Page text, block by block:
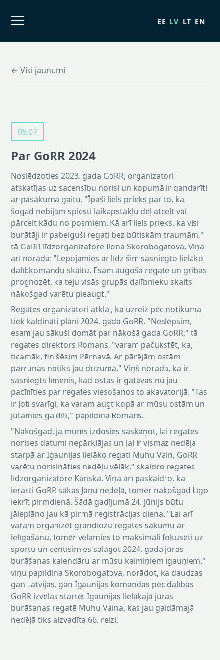
EE LV LT EN
← Visi jaunumi
05.07
Par GoRR 2024
Noslēdzoties 2023. gada GoRR, organizatori
atskatījas uz sacensību norisi un kopumā ir gandarīti
ar pasākuma gaitu. "Īpaši liels prieks par to, ka
šogad nebijām spiesti laikapstākļu dēļ atcelt vai
pārcelt kādu no posmiem. Kā arī liels prieks, ka visi
burātāji ir pabeiguši regati bez būtiskām traumām,"
tā GoRR līdzorganizatore Ilona Skorobogatova. Viņa
arī norāda: "Lepojamies ar līdz šim sasniegto lielāko
dalībkomandu skaitu. Esam augoša regate un gribas
prognozēt, ka teju visās grupās dalībnieku skaits
nākošgad varētu pieaugt."
Regates organizatori atklāj, ka uzreiz pēc notikuma
tiek kaldināti plāni 2024. gada GoRR. "Neslēpsim,
esam jau sākuši domāt par nākošā gada GoRR," tā
regates direktors Romans, "varam pačukstēt, ka,
ticamāk, finišēsim Pērnavā. Ar pārējām ostām
pārrunas notiks jau drīzumā." Viņš norāda, ka ir
sasniegts līmenis, kad ostas ir gatavas nu jau
pacīnīties par regates viesošanos to akavatorijā. "Tas
ir ļoti svarīgi, ka varam augt kopā ar mūsu ostām un
jūtamies gaidīti," papildina Romans.
"Nākošgad, ja mums izdosies saskaņot, lai regates
norises datumi nepārklājas un lai ir vismaz nedēļa
starpā ar Igaunijas lielāko regati Muhu Vain, GoRR
varētu norisināties nedēļu vēlāk," skaidro regates
līdzorganizatore Kanska. Viņa arī paskaidro, ka
ierasti GoRR sākas Jāņu nedēļā, tomēr nākošgad Līgo
iekrīt pirmdienā. Šādā gadījumā 24. jūnijs būtu
jāieplāno jau kā pirmā reģistrācijas diena. "Lai arī
varam organizēt grandiozu regates sākumu ar
ielīgošanu, tomēr vēlamies to maksimāli fokusēti uz
sportu un centīsimies salāgot 2024. gada jūras
burāšanas kalendāru ar mūsu kaimiņiem igauņiem,"
viņu papildina Skorobogatova, norādot, ka daudzas
gan Latvijas, gan Igaunijas komandas pēc dalības
GoRR izvēlas startēt Igaunijas lielākajā jūras
burāšanas regatē Muhu Vaina, kas jau gaidāmajā
nedēļā tiks aizvadīta 66. reizi.